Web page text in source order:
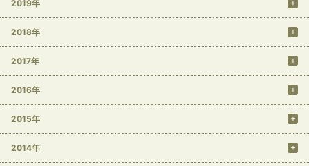
2019年
2018年
2017年
2016年
2015年
2014年